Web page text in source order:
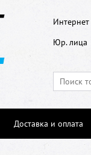
Интернет
Юр. лица
Доставка и оплата